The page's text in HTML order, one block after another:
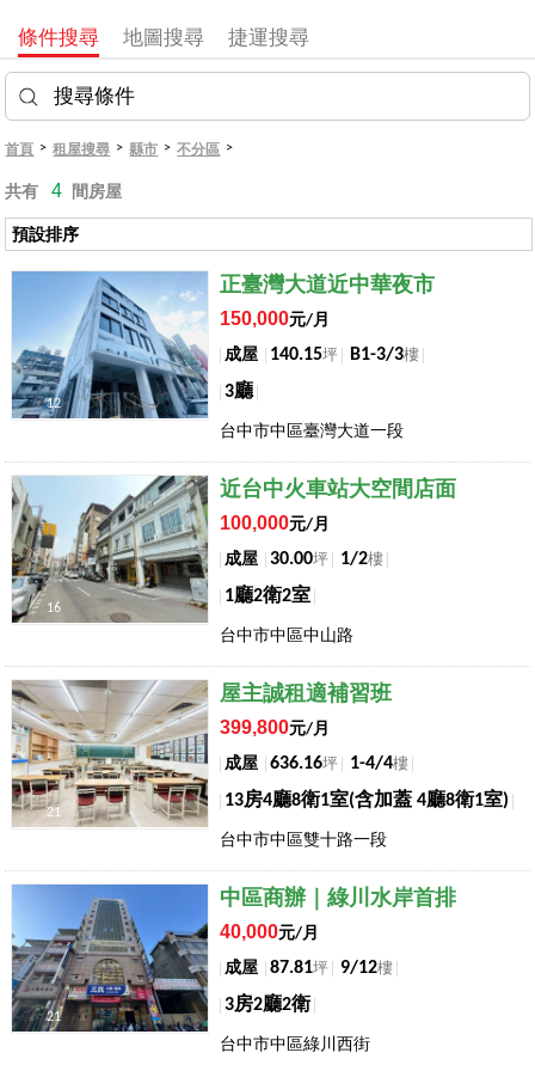
條件搜尋 地圖搜尋 捷運搜尋
搜尋條件
首頁 > 租屋搜尋 > 縣市 > 不分區 >
共有 4 間房屋
預設排序
12
正臺灣大道近中華夜市
150,000元/月
成屋
140.15坪 B1-3/3樓
3廳
台中市中區臺灣大道一段
店長推薦
16
近台中火車站大空間店面
100,000元/月
成屋
30.00坪 1/2樓
1廳2衛2室
台中市中區中山路
店長推薦
21
屋主誠租適補習班
399,800元/月
成屋
636.16坪 1-4/4樓
13房4廳8衛1室(含加蓋 4廳8衛1室)
台中市中區雙十路一段
21
中區商辦｜綠川水岸首排
40,000元/月
成屋
87.81坪 9/12樓
3房2廳2衛
台中市中區綠川西街